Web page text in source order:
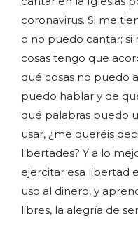
coronavirus. Si me
o no puedo cantar;
cosas tengo que
qué cosas no puedo
puedo hablar y de
qué palabras puedo
usar, ¿me queréis
libertades? Y a lo
ejercitar esa libertad
uso al dinero, y
libres, la alegría de